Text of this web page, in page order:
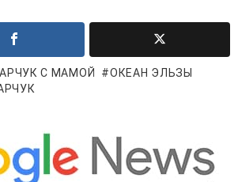
С МАМОЙ
ОКЕАН ЭЛЬЗЫ